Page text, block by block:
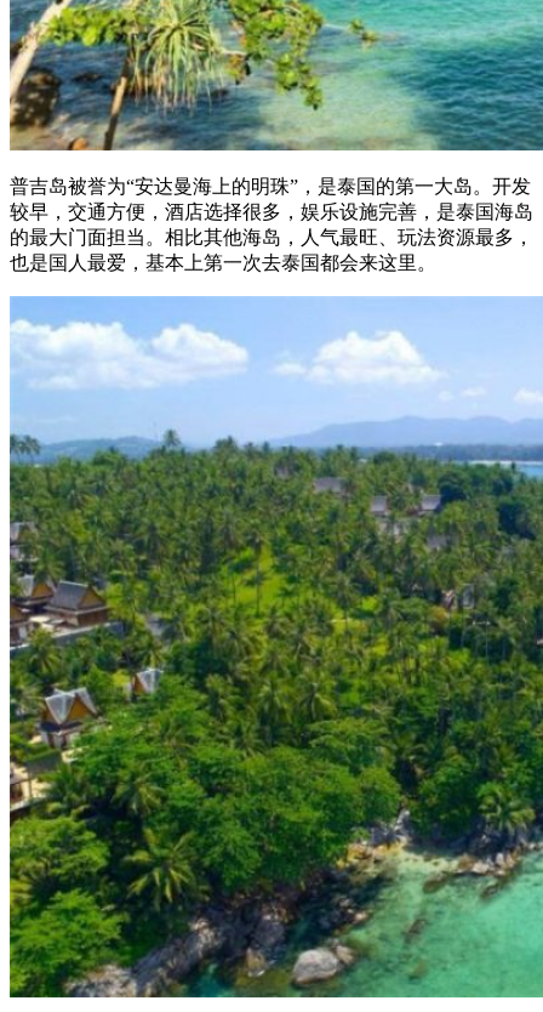
普吉岛被誉为“安达曼海上的明珠”，是泰国的第一大岛。开发
较早，交通方便，酒店选择很多，娱乐设施完善，是泰国海岛
的最大门面担当。相比其他海岛，人气最旺、玩法资源最多，
也是国人最爱，基本上第一次去泰国都会来这里。